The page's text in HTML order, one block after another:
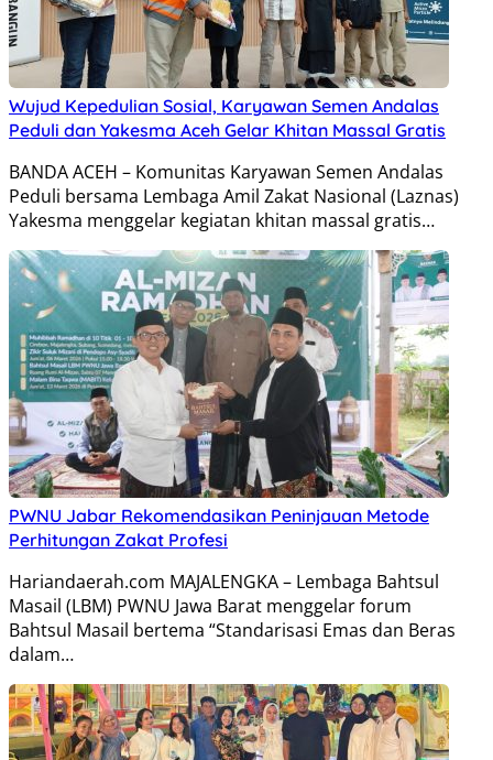
Wujud Kepedulian Sosial, Karyawan Semen Andalas
Peduli dan Yakesma Aceh Gelar Khitan Massal Gratis
BANDA ACEH – Komunitas Karyawan Semen Andalas
Peduli bersama Lembaga Amil Zakat Nasional (Laznas)
Yakesma menggelar kegiatan khitan massal gratis…
PWNU Jabar Rekomendasikan Peninjauan Metode
Perhitungan Zakat Profesi
Hariandaerah.com MAJALENGKA – Lembaga Bahtsul
Masail (LBM) PWNU Jawa Barat menggelar forum
Bahtsul Masail bertema “Standarisasi Emas dan Beras
dalam…